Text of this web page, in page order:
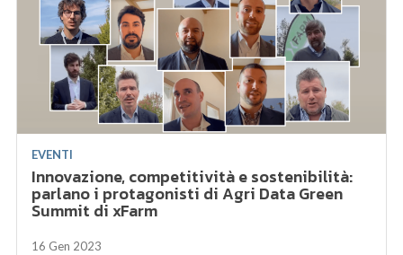
EVENTI
Innovazione, competitività e sostenibilità:
parlano i protagonisti di Agri Data Green
Summit di xFarm
16 Gen 2023